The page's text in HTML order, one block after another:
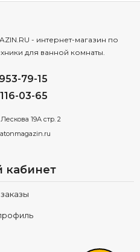
- интернет-магазин по
для ванной комнаты.
79-15
03-65
19А стр. 2